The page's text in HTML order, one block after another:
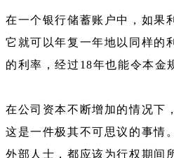
在一个银行储蓄账户中，如果
它就可以年复一年地以同样的
的利率，经过18年也能令本金
在公司资本不断增加的情况下
这是一件极其不可思议的事情
外部人士，都应该为行权期间